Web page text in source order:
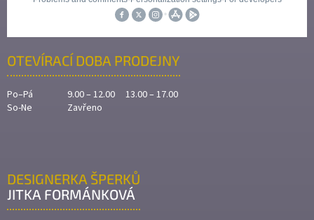
OTEVÍRACÍ DOBA PRODEJNY
Po–Pá
9.00 – 12.00 13.00 – 17.00
So-Ne
Zavřeno
DESIGNERKA ŠPERKŮ
JITKA FORMÁNKOVÁ